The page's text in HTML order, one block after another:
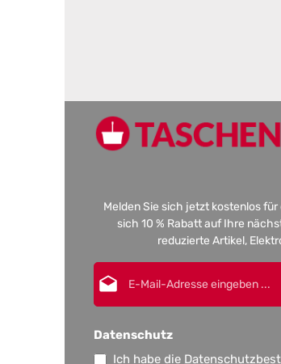
Melden Sie sich jetzt kostenlos
sich 10 % Rabatt auf Ihre
reduzierte Artikel,
Datenschutz
Ich habe die